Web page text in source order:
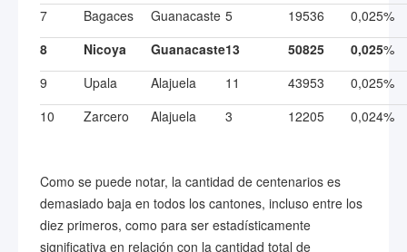
7
Bagaces Guanacaste 5 19536
0,025%
8
Nicoya Guanacaste13 50825 0,025%
9
Upala Alajuela 11 43953
0,025%
10
Zarcero Alajuela 3 12205 0,024%
Como se puede notar, la cantidad de centenarios es
demasiado baja en todos los cantones, incluso entre los
diez primeros, como para ser estadísticamente
significativa en relación con la cantidad total de